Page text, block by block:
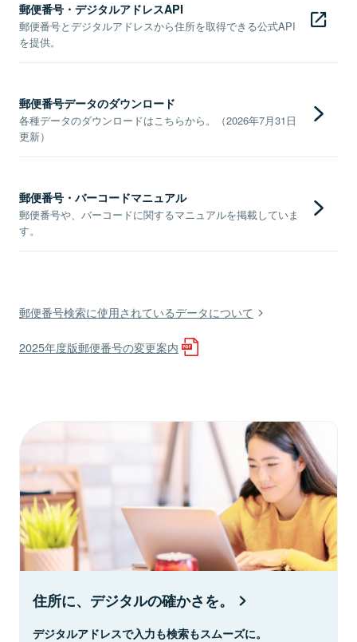
郵便番号・デジタルアドレスAPI
郵便番号とデジタルアドレスから住所を取得できる公式API
を提供。
郵便番号データのダウンロード
各種データのダウンロードはこちらから。（2026年7月31日
更新）
郵便番号・バーコードマニュアル
郵便番号や、バーコードに関するマニュアルを掲載していま
す。
郵便番号検索に使用されているデータについて
2025年度版郵便番号の変更案内
住所に、デジタルの確かさを。
デジタルアドレスで入力も検索もスムーズに。